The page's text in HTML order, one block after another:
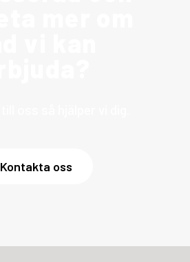
Kontakta oss